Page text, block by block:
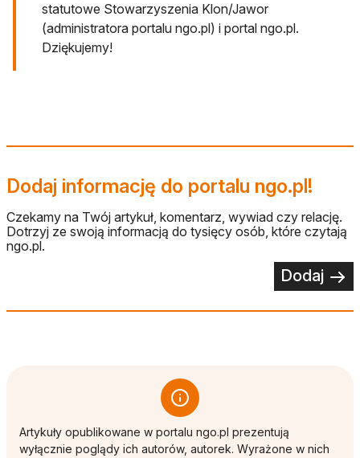
statutowe Stowarzyszenia Klon/Jawor
(administratora portalu ngo.pl) i portal ngo.pl.
Dziękujemy!
Dodaj informację do portalu ngo.pl!
Czekamy na Twój artykuł, komentarz, wywiad czy relację.
Dotrzyj ze swoją informacją do tysięcy osób, które czytają
ngo.pl.
Dodaj
Artykuły opublikowane w portalu ngo.pl prezentują
wyłącznie poglądy ich autorów, autorek. Wyrażone w nich